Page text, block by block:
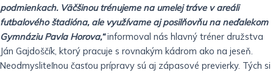
podmienkach. Väčšinou trénujeme na umelej tráve v areáli
futbalového štadióna, ale využívame aj posilňovňu na neďalekom
Gymnáziu Pavla Horova,“informoval nás hlavný tréner družstva
Ján Gajdoščík, ktorý pracuje s rovnakým kádrom ako na jeseň.
Neodmysliteľnou časťou prípravy sú aj zápasové previerky. Tých si